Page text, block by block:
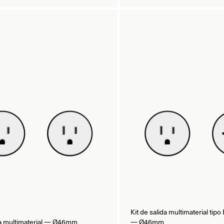
multimaterial — Ø46mm
Kit de salida multimaterial tipo
— Ø46mm